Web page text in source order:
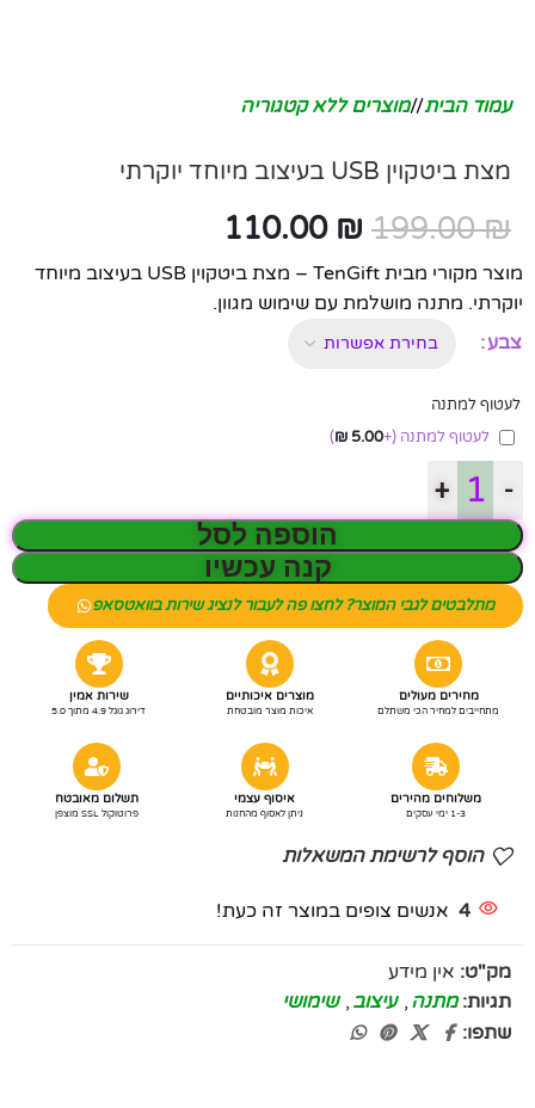
עמוד הבית/ מוצרים ללא קטגוריה
מצת ביטקוין USB בעיצוב מיוחד יוקרתי
199.00₪
110.00 ₪
מוצר מקורי מבית TenGift – מצת ביטקוין USB בעיצוב מיוחד
יוקרתי. מתנה מושלמת עם שימוש מגוון.
צבע
לעטוף למתנה
לעטוף למתנה (+
5.00
₪
)
-
+
הוספה לסל
קנה עכשיו
מתלבטים לגבי המוצר? לחצו פה לעבור לנציג שירות בוואטסאפ
מחירים מעולים
מתחייבים למחיר הכי משתלם
מוצרים איכותיים
איכות מוצר מובטחת
שירות אמין
דירוג גוגל 4.9 מתוך 5.0
משלוחים מהירים
1-3 ימי עסקים
איסוף עצמי
ניתן לאסוף מהחנות
תשלום מאובטח
פרוטוקול SSL מוצפן
הוסף לרשימת המשאלות
4 אנשים צופים במוצר זה כעת!
מק"ט: אין מידע
תגיות: מתנה , עיצוב , שימושי
שתפו: